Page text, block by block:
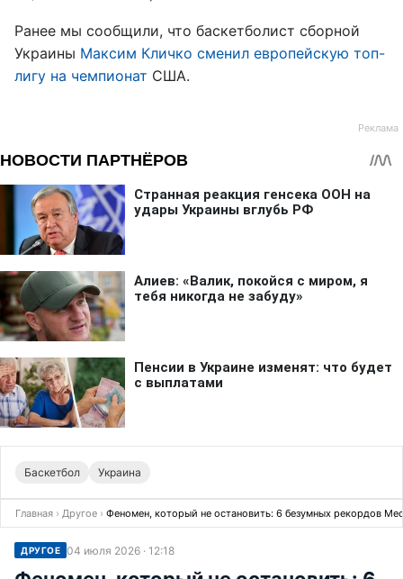
Ранее мы сообщили, что баскетболист сборной
Украины Максим Кличко сменил европейскую топ-
лигу на чемпионат США.
Баскетбол Украина
Главная › Другое › Феномен, который не остановить: 6 безумных рекордов
ДРУГОЕ 04 июля 2026 · 12:18